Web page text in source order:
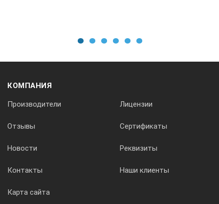
КОМПАНИЯ
Производители Лицензии
Отзывы Сертификаты
Новости Реквизиты
Контакты Наши клиенты
Карта сайта